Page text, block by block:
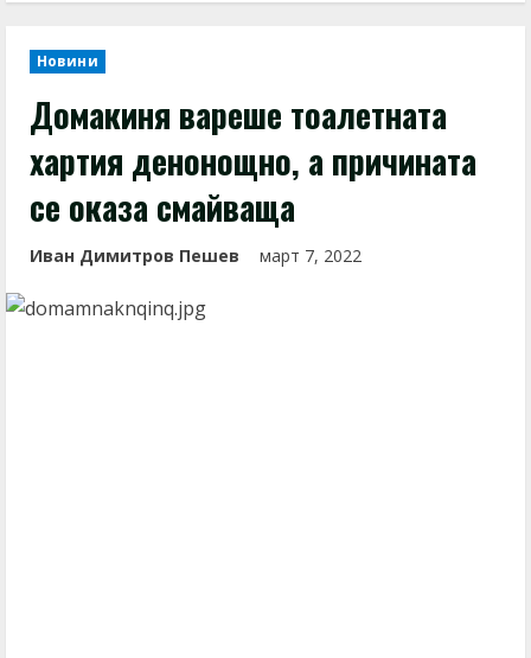
Новини
Домакиня вареше тоалетната
хартия денонощно, а причината
се оказа смайваща
Иван Димитров Пешев март 7, 2022